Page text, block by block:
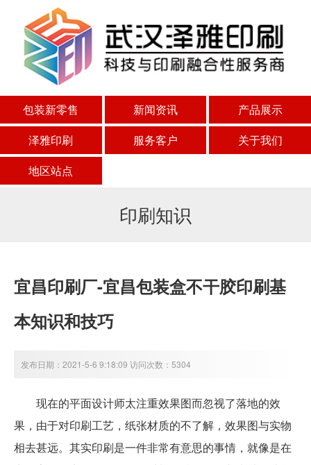
包装新零售 新闻资讯
产品展示
泽雅印刷
服务客户
关于我们
地区站点
印刷知识
宜昌印刷厂-宜昌包装盒不干胶印刷基
本知识和技巧
发布日期：2021-5-6 9:18:09 访问次数：5304
现在的平面设计师太注重效果图而忽视了落地的效
果，由于对印刷工艺，纸张材质的不了解，效果图与实物
相去甚远。其实印刷是一件非常有意思的事情，就像是在